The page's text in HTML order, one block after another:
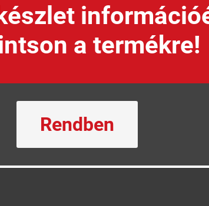
a termékre!
Rendben